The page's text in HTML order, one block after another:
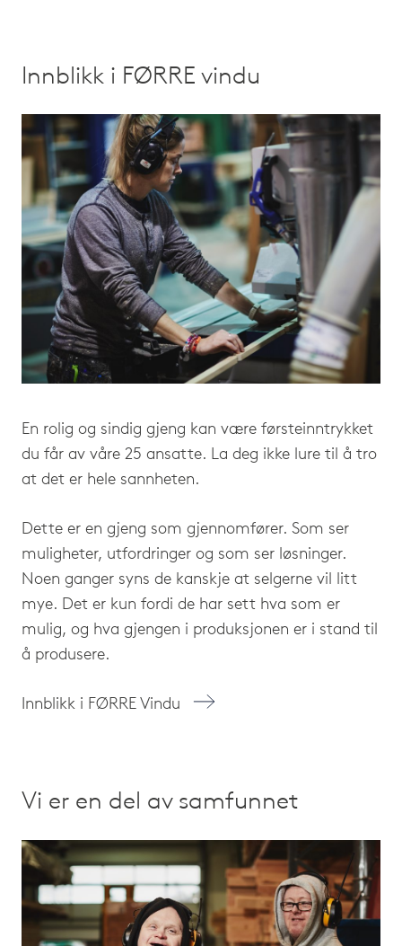
Innblikk i FØRRE vindu
En rolig og sindig gjeng kan være førsteinntrykket
du får av våre 25 ansatte. La deg ikke lure til å tro
at det er hele sannheten.
Dette er en gjeng som gjennomfører. Som ser
muligheter, utfordringer og som ser løsninger.
Noen ganger syns de kanskje at selgerne vil litt
mye. Det er kun fordi de har sett hva som er
mulig, og hva gjengen i produksjonen er i stand til
å produsere.
Innblikk i FØRRE Vindu
Vi er en del av samfunnet